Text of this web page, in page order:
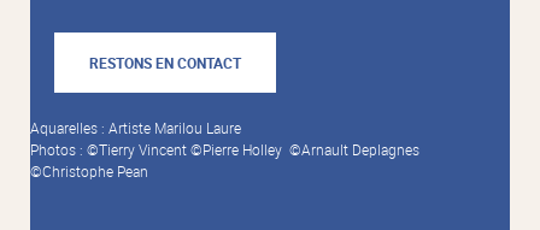
RESTONS EN CONTACT
Aquarelles : Artiste Marilou Laure
Photos : ©Tierry Vincent ©Pierre Holley ©Arnault Deplagnes
©Christophe Pean